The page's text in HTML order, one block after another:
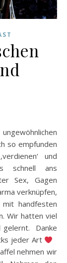
so empfunden
und
schnell ans
Sex, Gagen
verknüpfen,
handfesten
Wir hatten viel
gelernt. Danke
jeder Art
nehmen wir